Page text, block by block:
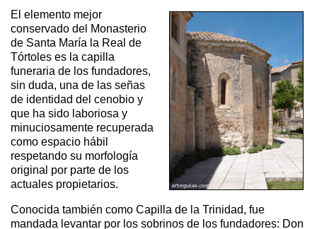
El elemento mejor
conservado del Monasterio
de Santa María la Real de
Tórtoles es la capilla
funeraria de los fundadores,
sin duda, una de las señas
de identidad del cenobio y
que ha sido laboriosa y
minuciosamente recuperada
como espacio hábil
respetando su morfología
original por parte de los
actuales propietarios.
Conocida también como Capilla de la Trinidad, fue
mandada levantar por los sobrinos de los fundadores: Don